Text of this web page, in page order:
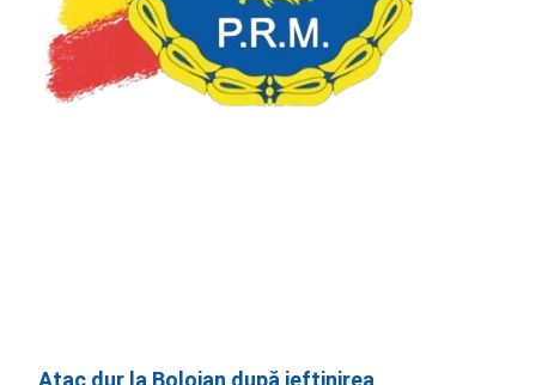
Atac dur la Bolojan după ieftinirea